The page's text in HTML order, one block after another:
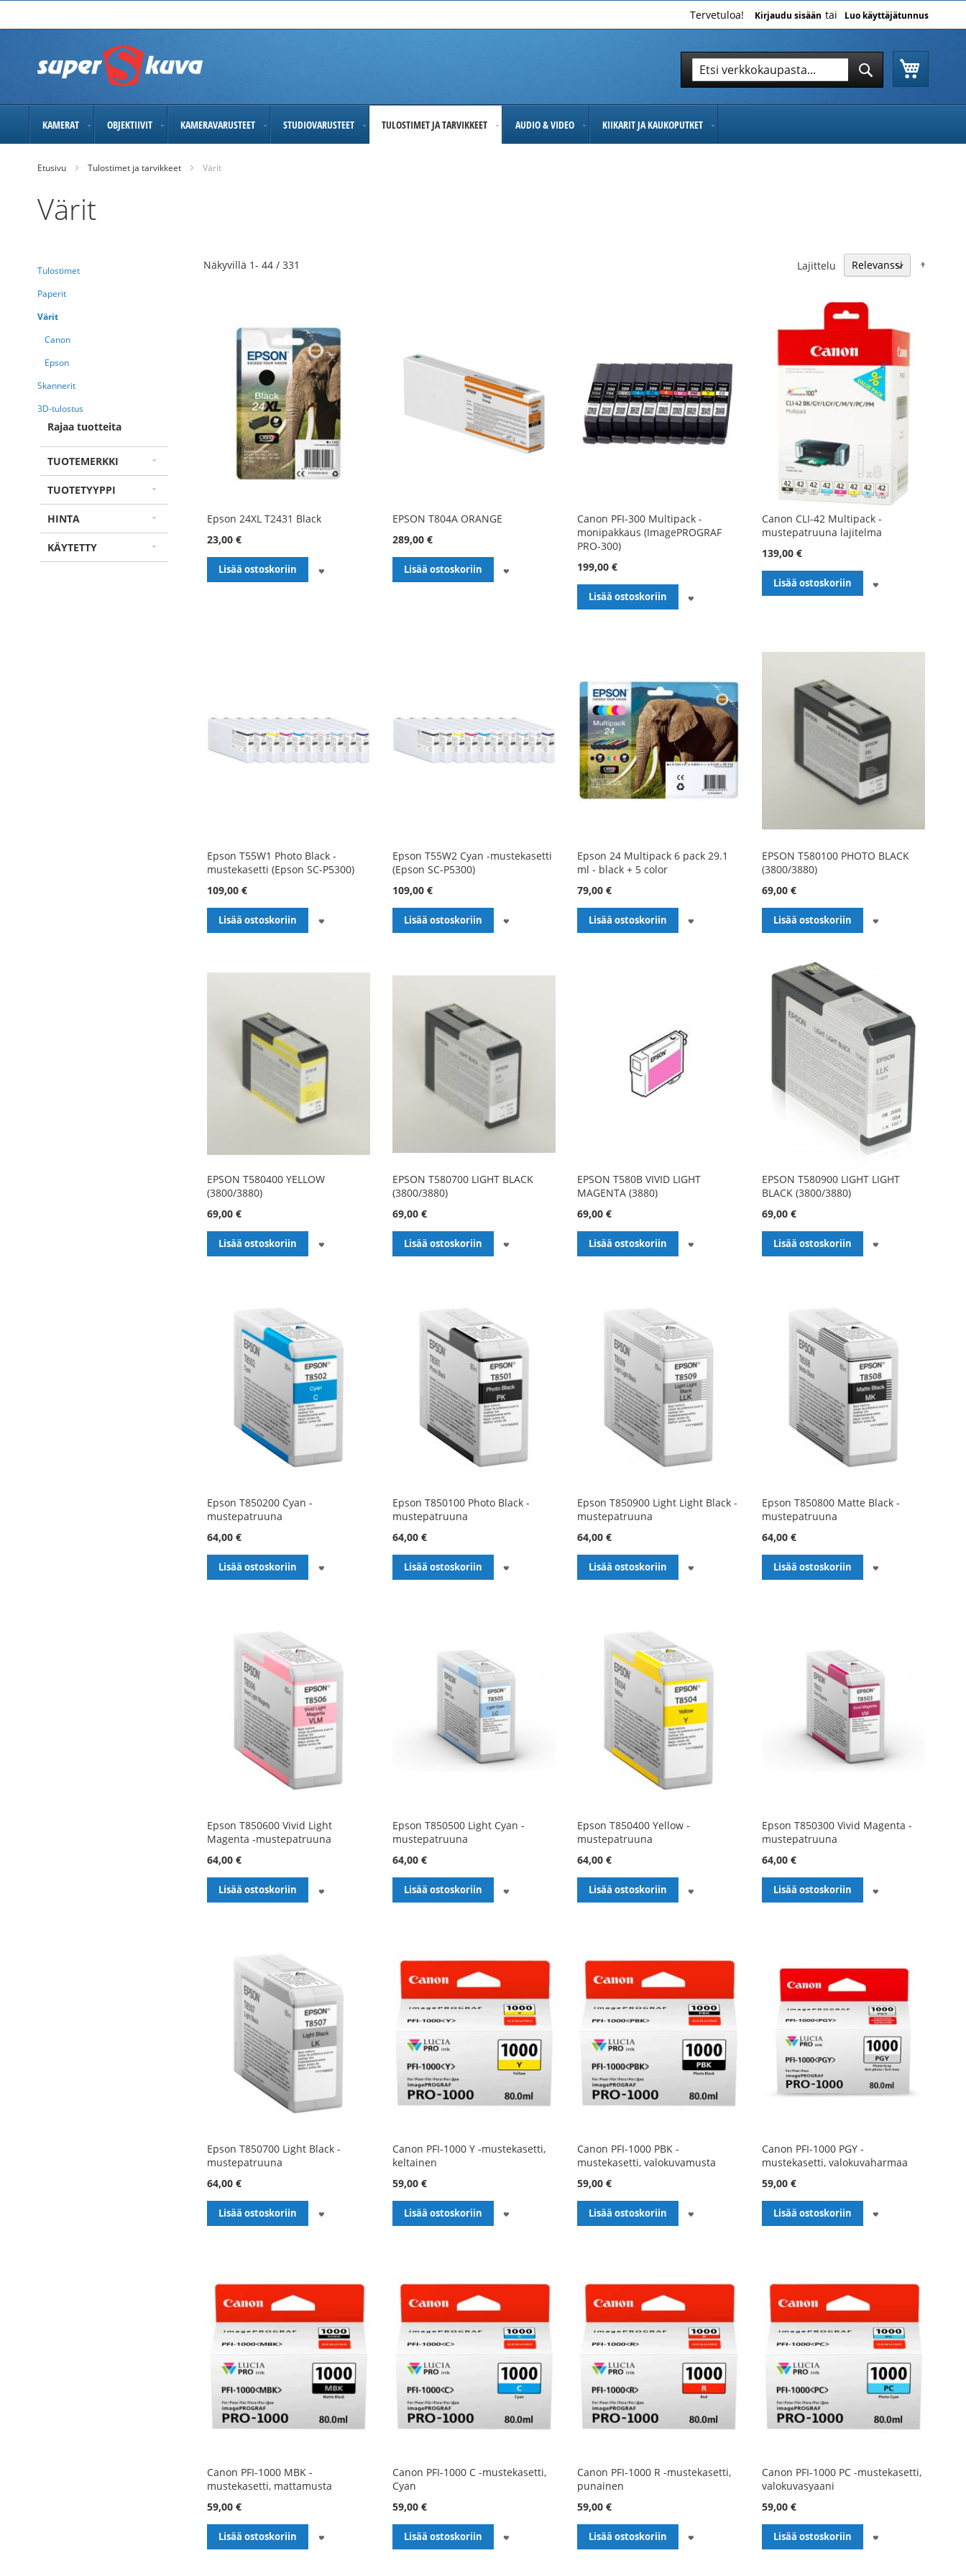
to
Tervetuloa! Kirjaudu sisään Luo käyttäjätunnus
Hae
KAMERAT OBJEKTIIVIT KAMERAVARUSTEET STUDIOVARUSTEET TULOSTIMET JA TARVIKKEET AUDIO & VIDEO KIIKARIT JA KAUKOPUTKET
Etusivu Tulostimet ja tarvikkeet Värit
Värit
Näkyvillä 1-44 /331 Lajittelu
Epson 24XL T2431 Black
23,00 €
Lisää ostoskoriin
EPSON T804A ORANGE
289,00 €
Lisää ostoskoriin
TOIVELISTALLE
Canon PFI-300 Multipack -
monipakkaus (ImagePROGRAF
PRO-300)
199,00 €
Lisää ostoskoriin
Canon CLI-42 Multipack -
mustepatruuna lajitelma
139,00 €
Lisää ostoskoriin
Epson T55W1 Photo Black -
mustekasetti (Epson SC-P5300)
109,00 €
Lisää ostoskoriin
Epson T55W2 Cyan -mustekasetti
(Epson SC-P5300)
109,00 €
Lisää ostoskoriin
Epson 24 Multipack 6 pack 29.1
ml - black + 5 color
79,00 €
Lisää ostoskoriin
EPSON T580100 PHOTO BLACK
(3800/3880)
69,00 €
Lisää ostoskoriin
EPSON T580400 YELLOW
(3800/3880)
69,00 €
Lisää ostoskoriin
EPSON T580700 LIGHT BLACK
(3800/3880)
69,00 €
Lisää ostoskoriin
EPSON T580B VIVID LIGHT
MAGENTA (3880)
69,00 €
Lisää ostoskoriin
EPSON T580900 LIGHT LIGHT
BLACK (3800/3880)
69,00 €
Lisää ostoskoriin
Epson T850200 Cyan -
mustepatruuna
64,00 €
Lisää ostoskoriin
Epson T850100 Photo Black -
mustepatruuna
64,00 €
Lisää ostoskoriin
Epson T850900 Light Light Black -
mustepatruuna
64,00 €
Lisää ostoskoriin
Epson T850800 Matte Black -
mustepatruuna
64,00 €
Lisää ostoskoriin
Epson T850600 Vivid Light
Magenta -mustepatruuna
64,00 €
Lisää ostoskoriin
Epson T850500 Light Cyan -
mustepatruuna
64,00 €
Lisää ostoskoriin
Epson T850400 Yellow -
mustepatruuna
64,00 €
Lisää ostoskoriin
Epson T850300 Vivid Magenta -
mustepatruuna
64,00 €
Lisää ostoskoriin
Epson T850700 Light Black -
mustepatruuna
64,00 €
Lisää ostoskoriin
Canon PFI-1000 Y -mustekasetti,
keltainen
59,00 €
Lisää ostoskoriin
Canon PFI-1000 PBK -
mustekasetti, valokuvamusta
59,00 €
Lisää ostoskoriin
Canon PFI-1000 PGY -
mustekasetti, valokuvaharmaa
59,00 €
Lisää ostoskoriin
Canon PFI-1000 MBK -
mustekasetti, mattamusta
59,00 €
Lisää ostoskoriin
Canon PFI-1000 C -mustekasetti,
Cyan
59,00 €
Lisää ostoskoriin
Canon PFI-1000 R -mustekasetti,
punainen
59,00 €
Lisää ostoskoriin
Canon PFI-1000 PC -mustekasetti,
valokuvasyaani
59,00 €
Lisää ostoskoriin
Tulostimet
Paperit
Värit
Canon
Epson
Skannerit
3D-tulostus
Rajaa tuotteita
TUOTEMERKKI
TUOTETYYPPI
HINTA
KÄYTETTY